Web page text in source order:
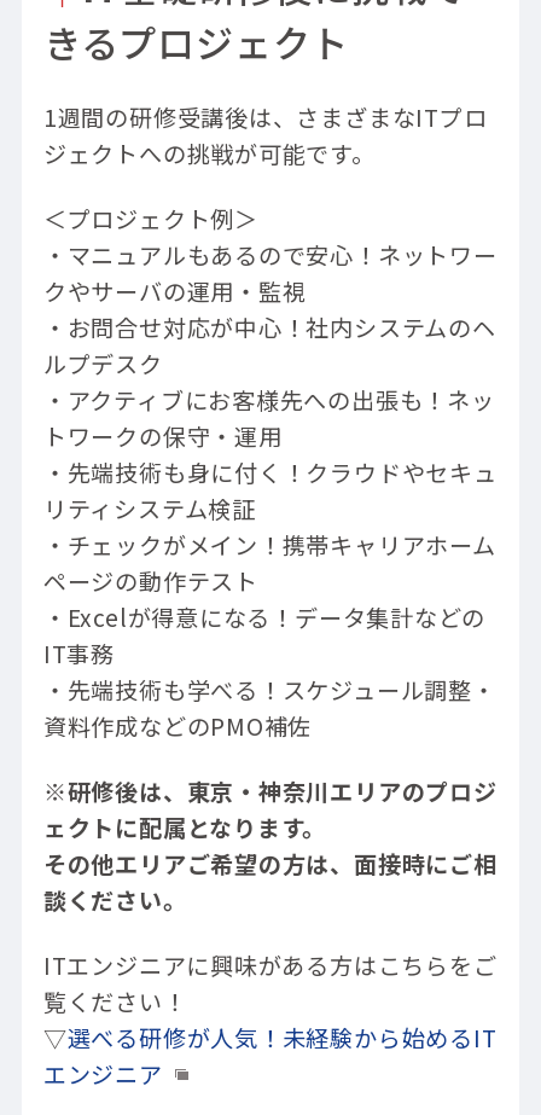
きるプロジェクト
1週間の研修受講後は、さまざまなITプロ
ジェクトへの挑戦が可能です。
＜プロジェクト例＞
・マニュアルもあるので安心！ネットワー
クやサーバの運用・監視
・お問合せ対応が中心！社内システムのヘ
ルプデスク
・アクティブにお客様先への出張も！ネッ
トワークの保守・運用
・先端技術も身に付く！クラウドやセキュ
リティシステム検証
・チェックがメイン！携帯キャリアホーム
ページの動作テスト
・Excelが得意になる！データ集計などの
IT事務
・先端技術も学べる！スケジュール調整・
資料作成などのPMO補佐
※研修後は、東京・神奈川エリアのプロジ
ェクトに配属となります。
その他エリアご希望の方は、面接時にご相
談ください。
ITエンジニアに興味がある方はこちらをご
覧ください！
▽選べる研修が人気！未経験から始めるIT
エンジニア